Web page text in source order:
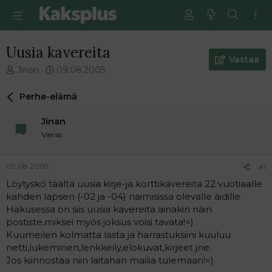
Uusia kavereita
V
e
i
t
u
n
a
l
o
t
t
Jinan
E
s
m
ä
n
v
e
09.08.2005
Vastaa
Perhe-elämä
Jinan
Vieras
09.08.2005 #1
Löytyskö täältä uusia kirje-ja korttikavereita 22 vuotiaalle
kahden lapsen (-02 ja -04) naimisissa olevalle äidille.
Hakusessa on siis uusia kavereita ainakin näin
postiste,miksei myös joksus voisi tavata!=)
Kuumeilen kolmatta lasta ja harrastuksiini kuuluu
netti,lukeminen,lenkkeily,elokuvat,kirjeet jne.
Jos kiinnostaa niin laitahan mailia tulemaan!=)